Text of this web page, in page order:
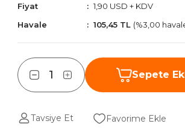
Fiyat
1,90 USD + KDV
Havale
105,45 TL (%3,00
Sepete
Tavsiye Et